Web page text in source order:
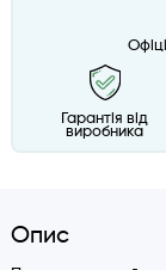
Гарантія від
виробника
Опис